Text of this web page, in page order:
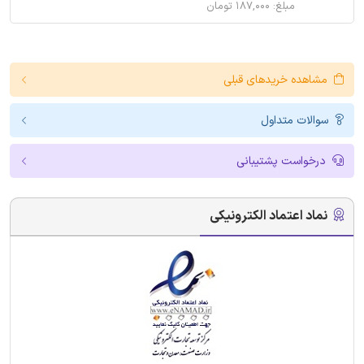
مبلغ: ۱۸۷,۰۰۰ تومان
مشاهده خریدهای قبلی
سوالات متداول
درخواست پشتیبانی
نماد اعتماد الکترونیکی